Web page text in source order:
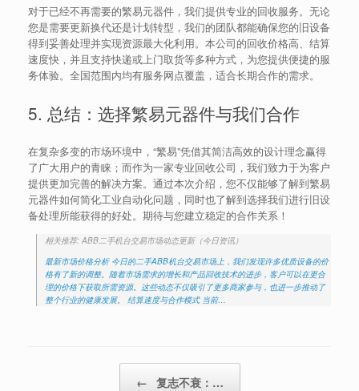
对于已经不再需要的繁易元器件，我们提供专业的回收服务。无论
您是需要更新换代还是计划转型，我们的团队都能确保您的旧设备
得到妥善处理并实现资源最大化利用。本公司的回收价格高、结算
速度快，并且支持快递或上门取货等多种方式，为您提供便捷的服
务体验。全国范围内均有服务网点覆盖，适合长期合作的需求。
5. 总结：选择繁易元器件与我们合作
在复杂多变的市场环境中，“繁易”凭借其简洁高效的设计理念赢得
了广大用户的青睐；而作为一家专业回收公司，我们致力于为客户
提供更加完善的解决方案。通过本次介绍，您不仅能够了解到繁易
元器件如何简化工业自动化问题，同时也了解到选择我们进行旧设
备处理所能获得的好处。期待与您建立稳定的合作关系！
相关推荐: ABB二手机台交易市场动态更新（今日资讯）
最新市场价格分析 今日的二手ABB机台交易市场上，我们发现许多优质设备的价
格有了新的调整。随着市场需求的增长和产品回收技术的进步，客户可以在更合
理的价格下获取所需资源。这些动态不仅吸引了更多商家参与，也进一步推动了
整个行业的健康发展。 结算速度与合作模式 当前…
← 复志不衰：…